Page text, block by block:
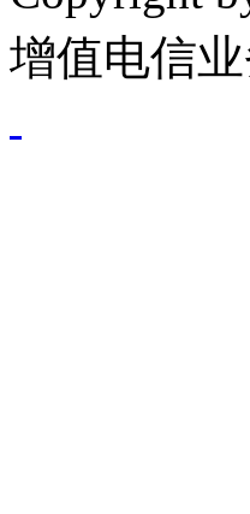
增值电信业